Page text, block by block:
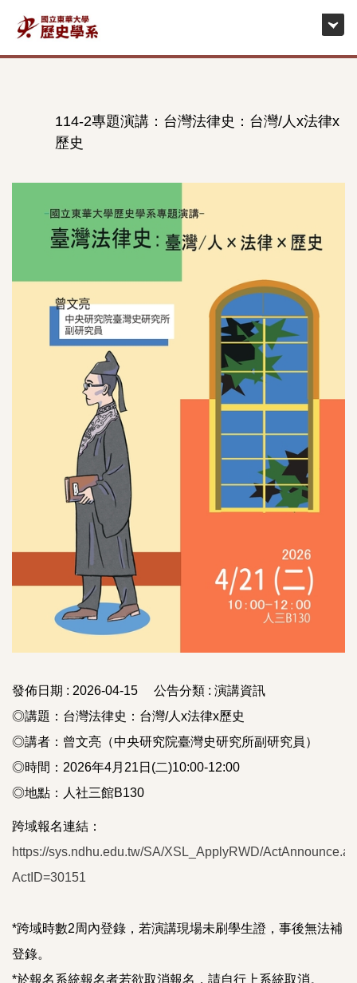
到
114-2專題演講：台灣法律史：台灣/人x法律x
歷史
發佈日期 : 2026-04-15 公告分類 : 演講資訊
◎講題：台灣法律史：台灣/人x法律x歷史
◎講者：曾文亮（中央研究院臺灣史研究所副研究員）
◎時間：2026年4月21日(二)10:00-12:00
◎地點：人社三館B130
跨域報名連結：
https://sys.ndhu.edu.tw/SA/XSL_ApplyRWD/
ActID=30151
*跨域時數2周內登錄，若演講現場未刷學生證，事後無法補
登錄。
*於報名系統報名者若欲取消報名，請自行上系統取消。